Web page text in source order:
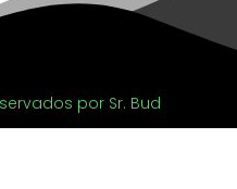
por Sr. Bud